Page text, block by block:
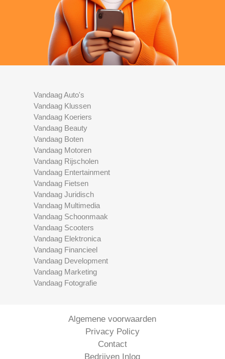
Vandaag Auto's
Vandaag Klussen
Vandaag Koeriers
Vandaag Beauty
Vandaag Boten
Vandaag Motoren
Vandaag Rijscholen
Vandaag Entertainment
Vandaag Fietsen
Vandaag Juridisch
Vandaag Multimedia
Vandaag Schoonmaak
Vandaag Scooters
Vandaag Elektronica
Vandaag Financieel
Vandaag Development
Vandaag Marketing
Vandaag Fotografie
Algemene voorwaarden
Privacy Policy
Contact
Bedrijven Inlog